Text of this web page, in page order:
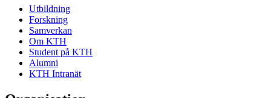
Utbildning
Forskning
Samverkan
Om KTH
Student på KTH
Alumni
KTH Intranät